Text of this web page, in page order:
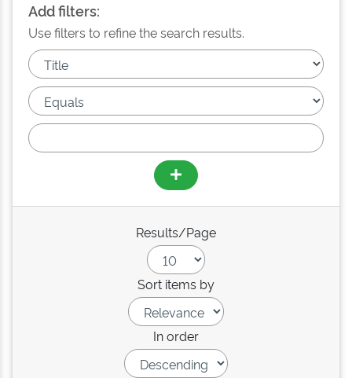
Add filters:
Use filters to refine the search results.
Results/Page
Sort items by
In order